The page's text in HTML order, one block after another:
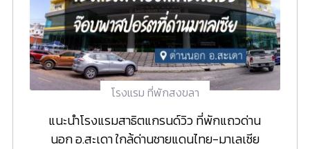
โรงแรม ที่พักสงขลา
แนะนำโรงแรมสาธิตแกรนด์วิว ที่พักแถวด่าน
นอก อ.สะเดา ใกล้ด่านชายแดนไทย-มาเลเซีย